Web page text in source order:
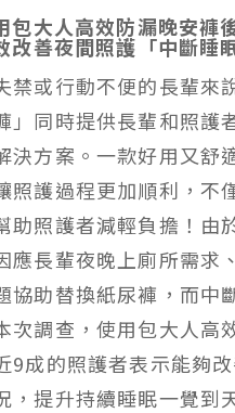
包大人高效防漏晚安褲
改善夜間照護「中斷睡
禁或行動不便的長輩來
」同時提供長輩和照護
決方案。一款好用又舒
照護過程更加順利，不
助照護者減輕負擔！由
應長輩夜晚上廁所需求
協助替換紙尿褲，而中
次調查，使用包大人高
9成的照護者表示能夠
，提升持續睡眠一覺到